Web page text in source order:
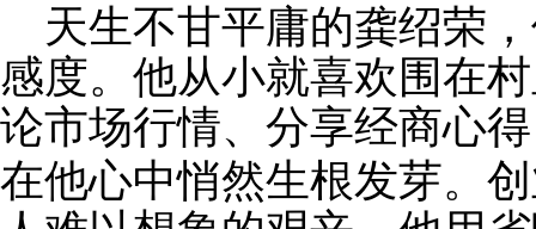
天生不甘平庸的龚绍荣
感度。他从小就喜欢围在
论市场行情、分享经商心
在他心中悄然生根发芽。